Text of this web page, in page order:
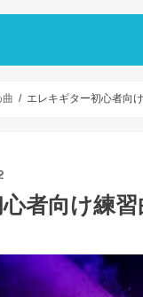
曲 エレキギター初心者向
者向け練